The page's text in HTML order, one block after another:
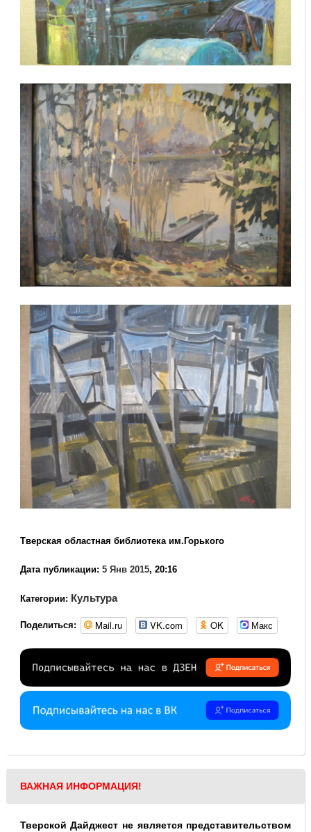
Тверская областная библиотека им.Горького
Дата публикации: 5 Янв 2015, 20:16
Категории: Культура
Поделиться: Mail.ru VK.com OK Макс
ВАЖНАЯ ИНФОРМАЦИЯ!
Тверской Дайджест не является представительством